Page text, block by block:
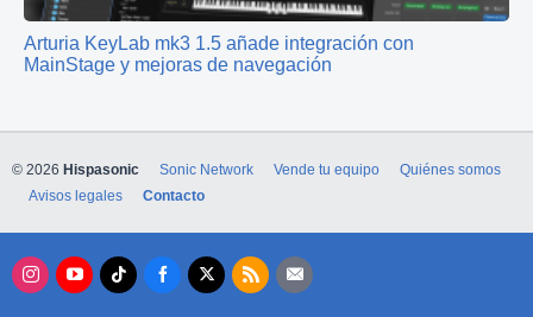
Arturia KeyLab mk3 1.5 añade integración con
MainStage y mejoras de navegación
© 2026 Hispasonic Sonic Network Vende tu equipo
Quiénes somos
Avisos legales
Contacto